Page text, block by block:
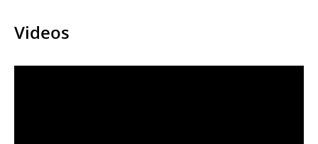
Videos